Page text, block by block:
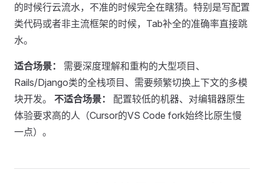
的时候行云流水，不准的时候完全在瞎猜。特别是写配置
类代码或者非主流框架的时候，Tab补全的准确率直接跳
水。
适合场景：
需要深度理解和重构的大型项目、
Rails/Django类的全栈项目、需要频繁切换上下文的多模
块开发。 不适合场景：
配置较低的机器、对编辑器原生
体验要求高的人（Cursor的VS Code fork始终比原生慢
一点）。